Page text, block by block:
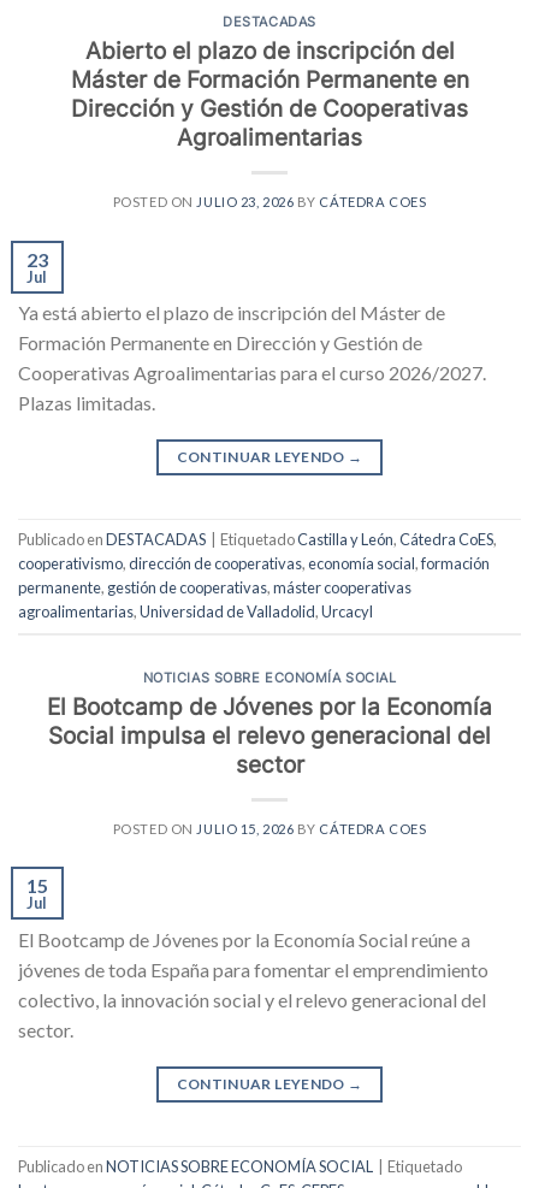
DESTACADAS
Abierto el plazo de inscripción del
Máster de Formación Permanente en
Dirección y Gestión de Cooperativas
Agroalimentarias
POSTED ON JULIO 23, 2026 BY CÁTEDRA COES
23
Jul
Ya está abierto el plazo de inscripción del Máster de
Formación Permanente en Dirección y Gestión de
Cooperativas Agroalimentarias para el curso 2026/2027.
Plazas limitadas.
CONTINUAR LEYENDO →
Publicado enDESTACADAS EtiquetadoCastilla y León,Cátedra CoES,
cooperativismo,dirección de cooperativas,economía social,formación
permanente, gestión de cooperativas,máster cooperativas
agroalimentarias,Universidad de Valladolid,Urcacyl
NOTICIAS SOBRE ECONOMÍA SOCIAL
El Bootcamp de Jóvenes por la Economía
Social impulsa el relevo generacional del
sector
POSTED ON JULIO 15, 2026 BY CÁTEDRA COES
15
Jul
El Bootcamp de Jóvenes por la Economía Social reúne a
jóvenes de toda España para fomentar el emprendimiento
colectivo, la innovación social y el relevo generacional del
sector.
CONTINUAR LEYENDO →
Publicado enNOTICIAS SOBRE ECONOMÍA SOCIAL
Etiquetado